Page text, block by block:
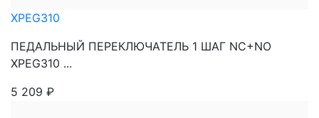
XPEG310
ПЕДАЛЬНЫЙ ПЕРЕКЛЮЧАТЕЛЬ 1 ШАГ NC+NO
XPEG310 ...
5 209 ₽